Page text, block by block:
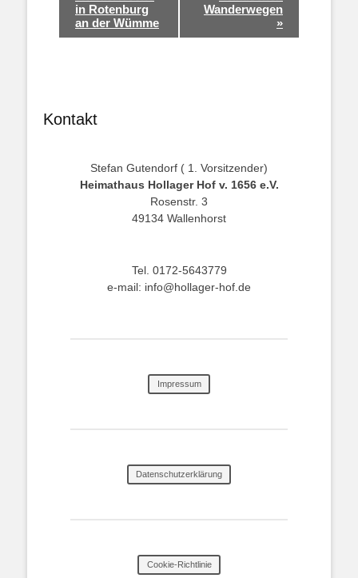
in Rotenburg
an der Wümme
Wanderwegen
»
Kontakt
Stefan Gutendorf ( 1. Vorsitzender)
Heimathaus Hollager Hof v. 1656 e.V.
Rosenstr. 3
49134 Wallenhorst
Tel. 0172-5643779
e-mail: info@hollager-hof.de
Impressum
Datenschutzerklärung
Cookie-Richtlinie